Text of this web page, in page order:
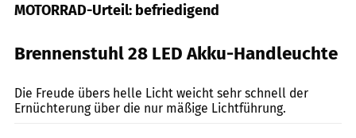
MOTORRAD-Urteil: befriedigend
Brennenstuhl 28 LED Akku-Handleuchte
Die Freude übers helle Licht weicht sehr schnell der
Ernüchterung über die nur mäßige Lichtführung.